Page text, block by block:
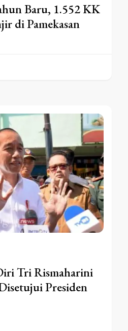
Baru, 1.552 KK
di Pamekasan
Tri Rismaharini
Presiden